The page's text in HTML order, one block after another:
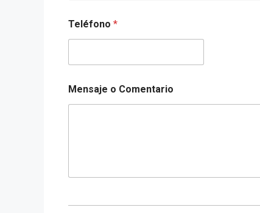
Teléfono *
Mensaje o Comentario